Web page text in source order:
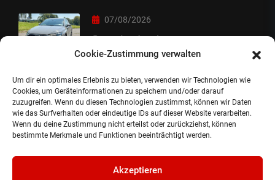
Cookie-Zustimmung verwalten
Um dir ein optimales Erlebnis zu bieten, verwenden wir Technologien wie
Cookies, um Geräteinformationen zu speichern und/oder darauf
zuzugreifen. Wenn du diesen Technologien zustimmst, können wir Daten
wie das Surfverhalten oder eindeutige IDs auf dieser Website verarbeiten.
Wenn du deine Zustimmung nicht erteilst oder zurückziehst, können
bestimmte Merkmale und Funktionen beeinträchtigt werden.
Akzeptieren
07/08/2026
Sorry Leute :-)
06/08/2026
Auslieferung